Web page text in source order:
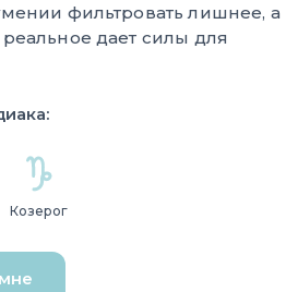
фильтровать лишнее, а
дает силы для
Козерог